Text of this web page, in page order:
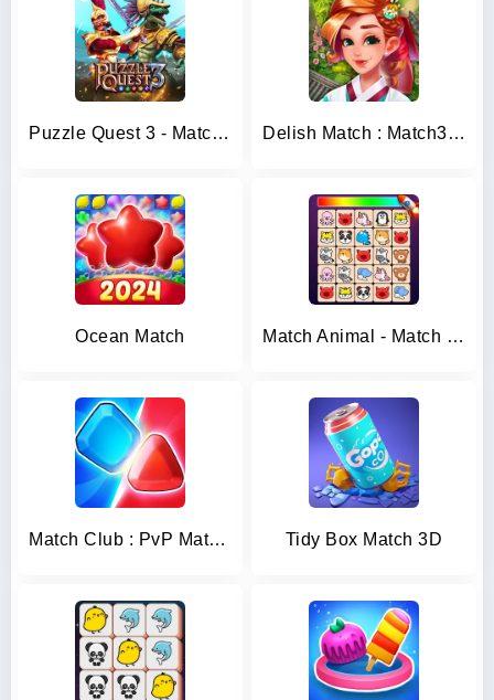
Puzzle Quest 3 - Match 3 RPG Delish Match : Match3 & Design
Ocean Match Match Animal - Match Game
Match Club : PvP Match3 Tidy Box Match 3D